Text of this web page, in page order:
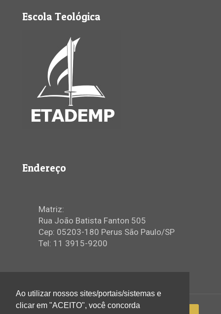
Escola Teológica
Endereço
Matriz:
Rua João Batista Fanton 505
Cep: 05203-180 Perus São Paulo/SP
Tel: 11 3915-9200
Ao utilizar nossos sites/portais/sistemas e
clicar em "ACEITO", você concorda